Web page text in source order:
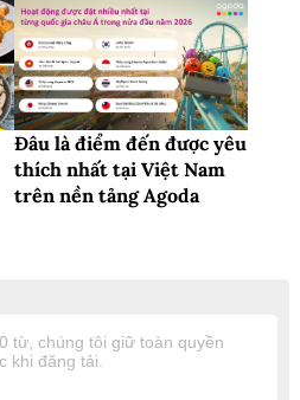
Đâu là điểm đến được yêu
thích nhất tại Việt Nam
trên nền tảng Agoda